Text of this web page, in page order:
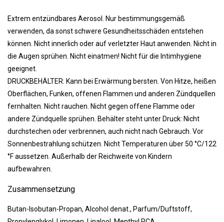
Extrem entzündbares Aerosol. Nur bestimmungsgemäß
verwenden, da sonst schwere Gesundheitsschäden entstehen
können. Nicht innerlich oder auf verletzter Haut anwenden. Nicht in
die Augen sprühen. Nicht einatmen! Nicht für die Intimhygiene
geeignet.
DRUCKBEHÄLTER: Kann bei Erwärmung bersten. Von Hitze, heißen
Oberflächen, Funken, offenen Flammen und anderen Zündquellen
fernhalten. Nicht rauchen. Nicht gegen offene Flamme oder
andere Zündquelle sprühen. Behälter steht unter Druck: Nicht
durchstechen oder verbrennen, auch nicht nach Gebrauch. Vor
Sonnenbestrahlung schützen. Nicht Temperaturen über 50 °C/122
°F aussetzen. Außerhalb der Reichweite von Kindern
aufbewahren.
Zusammensetzung
Butan-Isobutan-Propan, Alcohol denat., Parfum/Duftstoff,